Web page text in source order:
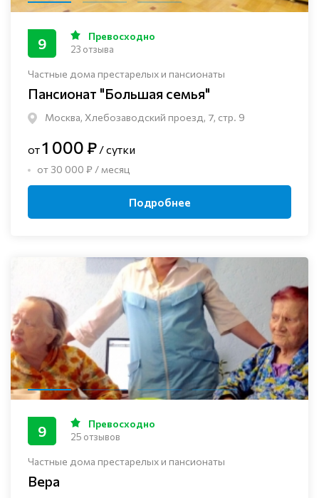
Частные дома престарелых и пансионаты
Пансионат "Большая семья"
Москва, Хлебозаводский проезд, 7, стр. 9
9 Превосходно
23 отзыва
от1 000 ₽ / сутки
от 30 000 ₽ / месяц
Подробнее
Частные дома престарелых и пансионаты
Вера
9 Превосходно
25 отзывов